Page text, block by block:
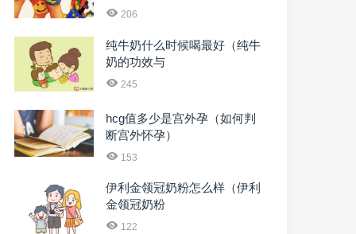
206
纯牛奶什么时候喝最好（纯牛
奶的功效与
245
hcg值多少是宫外孕（如何判
断宫外怀孕）
153
伊利金领冠奶粉怎么样（伊利
金领冠奶粉
122